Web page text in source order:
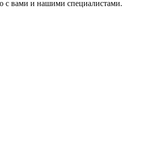
с вами и нашими специалистами.